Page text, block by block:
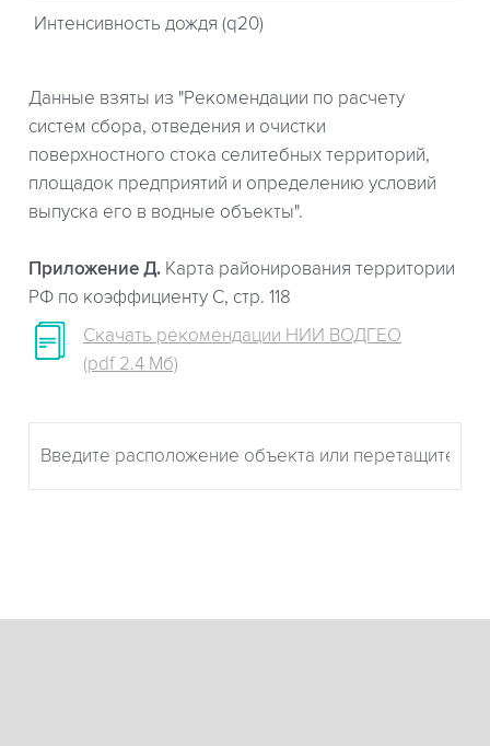
Интенсивность дождя (q20)
Данные взяты из "Рекомендации по расчету
систем сбора, отведения и очистки
поверхностного стока селитебных территорий,
площадок предприятий и определению условий
выпуска его в водные объекты".
Приложение Д. Карта районирования территории
РФ по коэффициенту С, стр. 118
Скачать рекомендации НИИ ВОДГЕО
(pdf 2.4 Мб)